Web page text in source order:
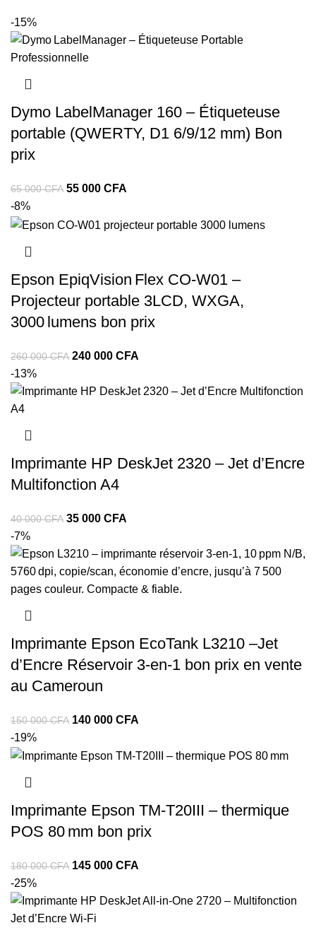
-15%
Dymo LabelManager 160 – Étiqueteuse
portable (QWERTY, D1 6/9/12 mm) Bon
prix
65 000CFA 55 000 CFA
-8%
Epson EpiqVision Flex CO‑W01 –
Projecteur portable 3LCD, WXGA,
3000 lumens bon prix
260 000CFA 240 000 CFA
-13%
Imprimante HP DeskJet 2320 – Jet d’Encre
Multifonction A4
40 000CFA 35 000 CFA
-7%
Imprimante Epson EcoTank L3210 –Jet
d’Encre Réservoir 3‑en‑1 bon prix en vente
au Cameroun
150 000CFA 140 000 CFA
-19%
Imprimante Epson TM-T20III – thermique
POS 80 mm bon prix
180 000CFA 145 000 CFA
-25%